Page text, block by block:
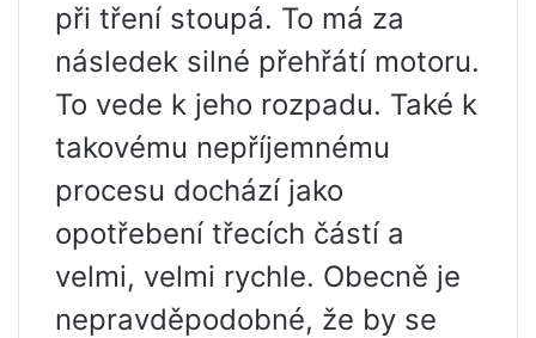
při tření stoupá. To má za
následek silné přehřátí motoru.
To vede k jeho rozpadu. Také k
takovému nepříjemnému
procesu dochází jako
opotřebení třecích částí a
velmi, velmi rychle. Obecně je
nepravděpodobné, že by se